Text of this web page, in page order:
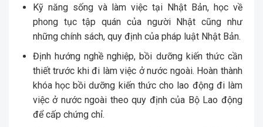
Kỹ năng sống và làm việc tại Nhật Bản, học về
phong tục tập quán của người Nhật cũng như
những chính sách, quy định của pháp luật Nhật Bản.
Định hướng nghề nghiệp, bồi dưỡng kiến thức cần
thiết trước khi đi làm việc ở nước ngoài. Hoàn thành
khóa học bồi dưỡng kiến thức cho lao động đi làm
việc ở nước ngoài theo quy định của Bộ Lao động
để cấp chứng chỉ.